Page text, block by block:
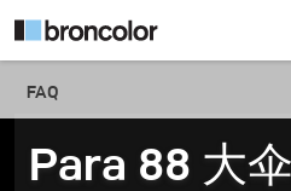
FAQ
Para 88 大